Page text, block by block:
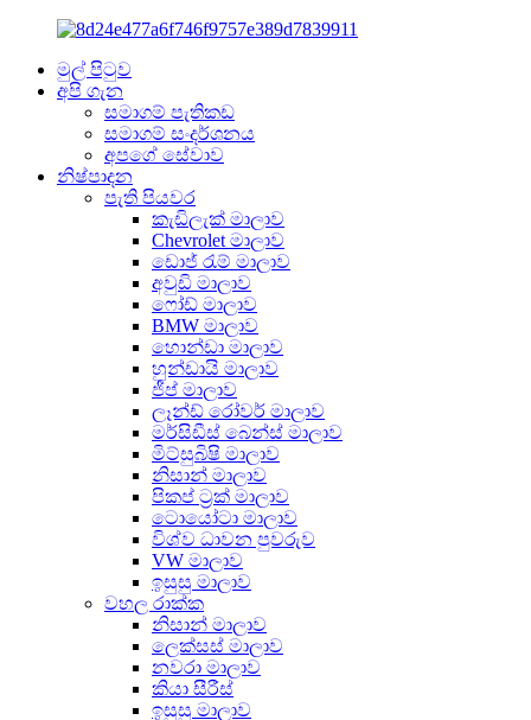
මුල් පිටුව
අපි ගැන
සමාගම් පැතිකඩ
සමාගම් සංදර්ශනය
අපගේ සේවාව
නිෂ්පාදන
පැති පියවර
කැඩිලැක් මාලාව
Chevrolet මාලාව
ඩොජ් රැම් මාලාව
අවුඩි මාලාව
ෆෝඩ් මාලාව
BMW මාලාව
හොන්ඩා මාලාව
හුන්ඩායි මාලාව
ජීප් මාලාව
ලෑන්ඩ් රෝවර් මාලාව
මර්සිඩීස් බෙන්ස් මාලාව
මිට්සුබිෂි මාලාව
නිසාන් මාලාව
පිකප් ට්‍රක් මාලාව
ටොයෝටා මාලාව
විශ්ව ධාවන පුවරුව
VW මාලාව
ඉසුසු මාලාව
වහල රාක්ක
නිසාන් මාලාව
ලෙක්සස් මාලාව
නවරා මාලාව
කියා සීරීස්
ඉසුසු මාලාව